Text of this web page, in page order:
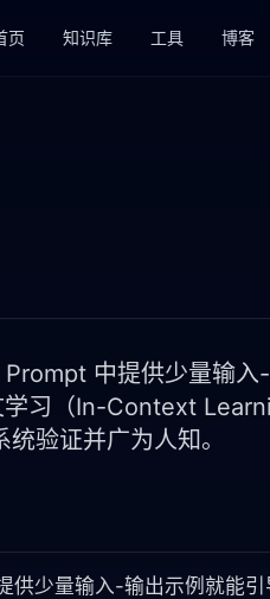
页 知识库 工具 博客
中提供少量输入
学习（In-Context
验证并广为人知。
少量输入-输出示例就能